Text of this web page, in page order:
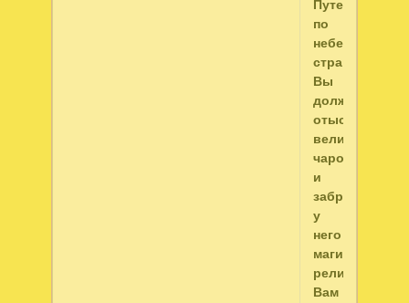
Путешествуя
по
небесной
стране
Вы
должны
отыскать
великого
чародея
и
забрать
у
него
магическую
реликвию.
Вам